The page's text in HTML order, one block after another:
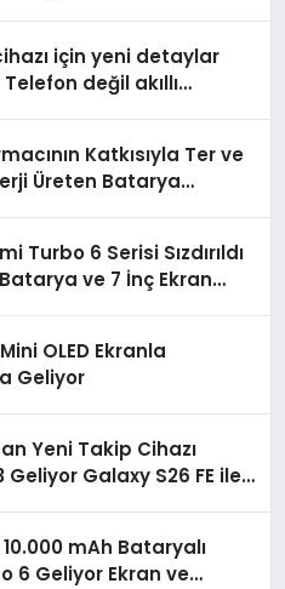
için yeni detaylar
değil akıllı
Katkısıyla Ter ve
Üreten Batarya
Turbo 6 Serisi Sızdırıldı
ve 7 İnç Ekran
OLED Ekranla
Geliyor
Yeni Takip Cihazı
Galaxy S26 FE ile
mAh Bataryalı
6 Geliyor Ekran ve